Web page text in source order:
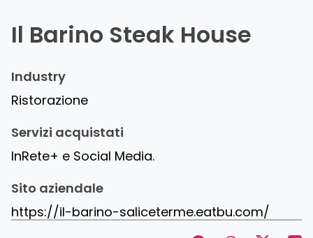
Il Barino Steak House
Industry
Ristorazione
Servizi acquistati
InRete+ e Social Media.
Sito aziendale
https://il-barino-saliceterme.eatbu.com/